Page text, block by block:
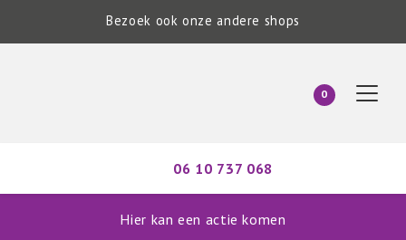
Bezoek ook onze andere shops
0
06 10 737 068
Hier kan een actie komen